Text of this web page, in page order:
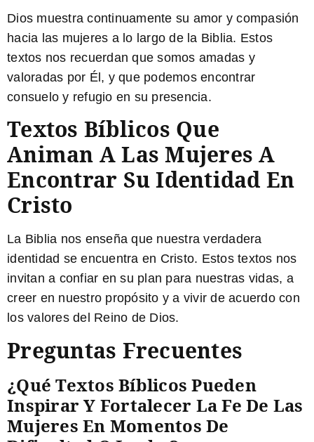
Dios muestra continuamente su amor y compasión
hacia las mujeres a lo largo de la Biblia. Estos
textos nos recuerdan que somos amadas y
valoradas por Él, y que podemos encontrar
consuelo y refugio en su presencia.
Textos Bíblicos Que
Animan A Las Mujeres A
Encontrar Su Identidad En
Cristo
La Biblia nos enseña que nuestra verdadera
identidad se encuentra en Cristo. Estos textos nos
invitan a confiar en su plan para nuestras vidas, a
creer en nuestro propósito y a vivir de acuerdo con
los valores del Reino de Dios.
Preguntas Frecuentes
¿Qué Textos Bíblicos Pueden
Inspirar Y Fortalecer La Fe De Las
Mujeres En Momentos De